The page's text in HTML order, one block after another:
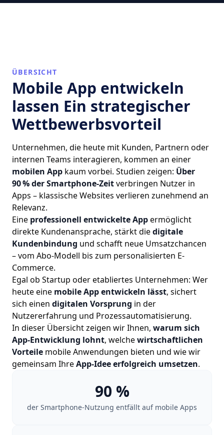
ÜBERSICHT
Mobile App entwickeln
lassen Ein strategischer
Wettbewerbsvorteil
Unternehmen, die heute mit Kunden, Partnern oder
internen Teams interagieren, kommen an einer
mobilen App kaum vorbei. Studien zeigen: Über
90 % der Smartphone-Zeitverbringen Nutzer in
Apps – klassische Websites verlieren zunehmend an
Relevanz.
Eine professionell entwickelte Appermöglicht
direkte Kundenansprache, stärkt diedigitale
Kundenbindung und schafft neue Umsatzchancen
– vom Abo-Modell bis zum personalisierten E-
Commerce.
Egal ob Startup oder etabliertes Unternehmen: Wer
heute eine mobile App entwickeln lässt, sichert
sich einen digitalen Vorsprung in der
Nutzererfahrung und Prozessautomatisierung.
In dieser Übersicht zeigen wir Ihnen, warum sich
App-Entwicklung lohnt, welchewirtschaftlichen
Vorteile mobile Anwendungen bieten und wie wir
gemeinsam IhreApp-Idee erfolgreich umsetzen.
90 %
der Smartphone-Nutzung entfällt auf mobile Apps